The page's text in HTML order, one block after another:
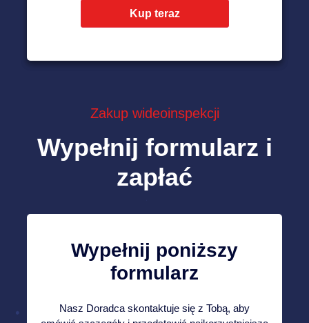
Kup teraz
Zakup wideoinspekcji
Wypełnij formularz i
zapłać
Wypełnij poniższy
formularz
Nasz Doradca skontaktuje się z Tobą, aby